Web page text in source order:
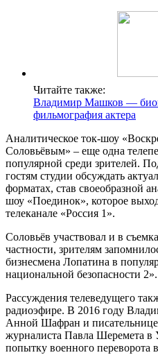
Читайте также:
Владимир Машков —
фильмография актера
Аналитическое ток-шоу
Соловьёвым» – еще одна
популярной среди зрителей.
гостям студии обсуждать
форматах, став своеобразной
шоу «Поединок», которое
телеканале «Россия 1».
Соловьёв участвовал и в
частности, зрителям
бизнесмена Лопатина в
национальной безопасности 2».
Рассуждения телеведущего
радиоэфире. В 2016 году
Анной Шафран и
журналиста Павла Шеремета в
попытку военного переворота